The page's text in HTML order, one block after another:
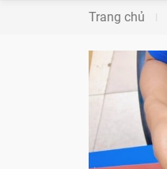
Trang chủ